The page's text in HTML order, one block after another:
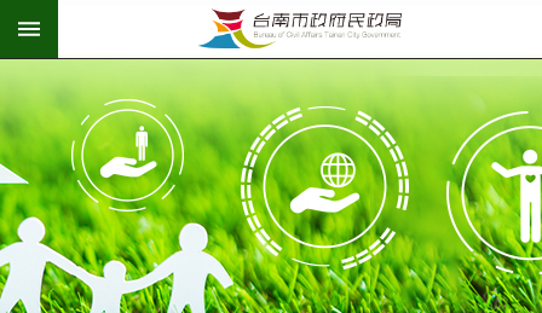
跳到主要內容區塊